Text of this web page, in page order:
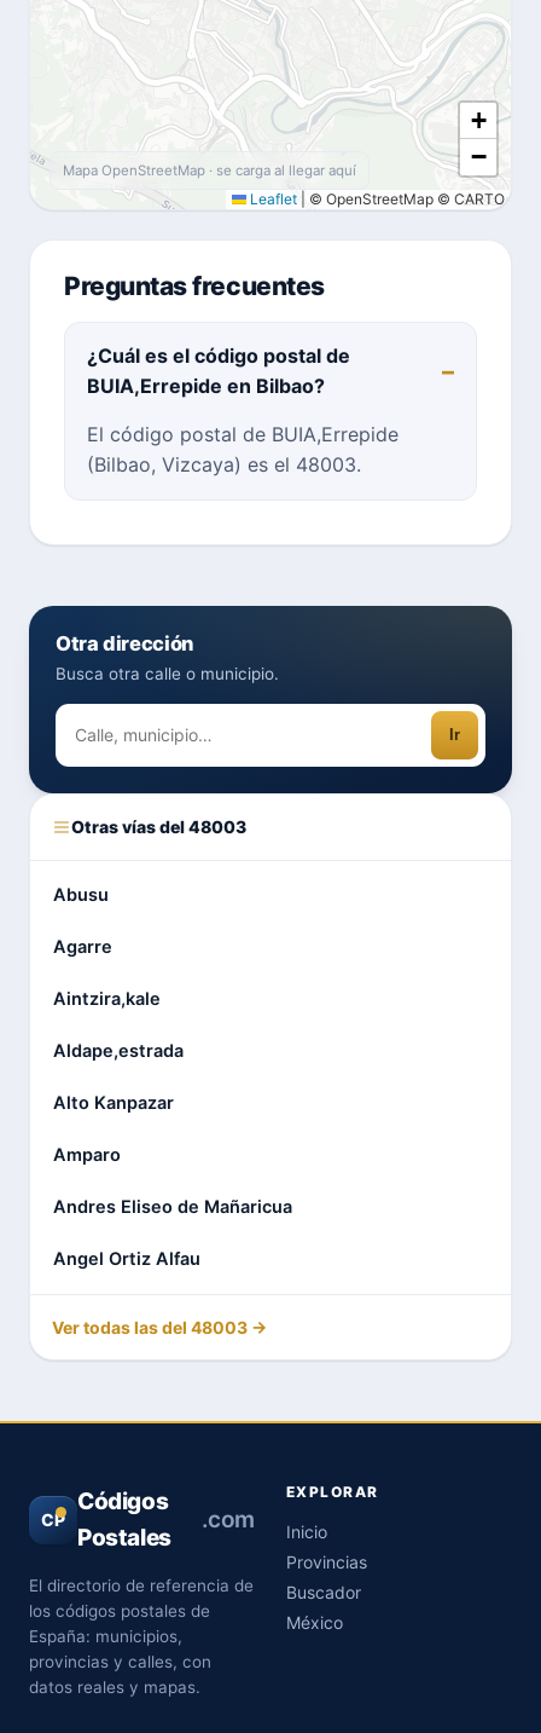
+
−
Leaflet © OpenStreetMap © CARTO
Mapa OpenStreetMap · se carga al llegar aquí
Preguntas frecuentes
¿Cuál es el código postal de
BUIA,Errepide en Bilbao?
El código postal de BUIA,Errepide
(Bilbao, Vizcaya) es el 48003.
Otra dirección
Busca otra calle o municipio.
Ir
Otras vías del 48003
Abusu
Agarre
Aintzira,kale
Aldape,estrada
Alto Kanpazar
Amparo
Andres Eliseo de Mañaricua
Angel Ortiz Alfau
Ver todas las del 48003 →
CP
Códigos
Postales
.com
El directorio de referencia de
los códigos postales de
España: municipios,
provincias y calles, con
datos reales y mapas.
EXPLORAR
Inicio
Provincias
Buscador
México